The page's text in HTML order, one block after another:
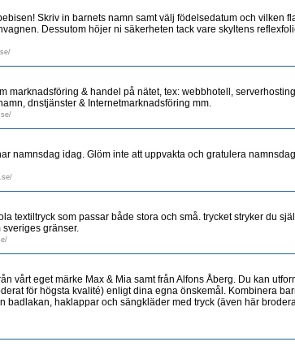
Skriv in barnets namn samt välj födelsedatum och vilken
Dessutom höjer ni säkerheten tack vare skyltens
marknadsföring & handel på nätet, tex: webbhotell,
dnstjänster & Internetmarknadsföring mm.
namnsdag idag. Glöm inte att uppvakta och gratulera
textiltryck som passar både stora och små. trycket stryker du
gränser.
vårt eget märke Max & Mia samt från Alfons Åberg. Du kan
för högsta kvalité) enligt dina egna önskemål. Kombinera
badlakan, haklappar och sängkläder med tryck (även här